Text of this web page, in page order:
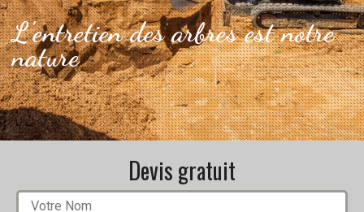
L'entretien des arbres est notre
nature
Devis gratuit